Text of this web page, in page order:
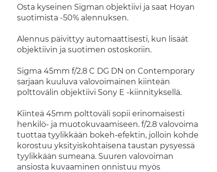
Osta kyseinen Sigman objektiivi ja saat Hoyan
suotimista -50% alennuksen.
Alennus päivittyy automaattisesti, kun lisäät
objektiivin ja suotimen ostoskoriin.
Sigma 45mm f/2.8 C DG DN on Contemporary
sarjaan kuuluva valovoimainen kiinteän
polttovälin objektiivi Sony E -kiinnityksellä.
Kiinteä 45mm polttoväli sopii erinomaisesti
henkilö- ja muotokuvaamiseen. f/2.8 valovoima
tuottaa tyylikkään bokeh-efektin, jolloin kohde
korostuu yksityiskohtaisena taustan pysyessä
tyylikkään sumeana. Suuren valovoiman
ansiosta kuvaaminen onnistuu myös